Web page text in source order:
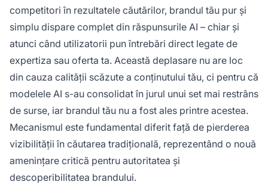
competitori în rezultatele căutărilor, brandul tău pur și
simplu dispare complet din răspunsurile AI – chiar și
atunci când utilizatorii pun întrebări direct legate de
expertiza sau oferta ta. Această deplasare nu are loc
din cauza calității scăzute a conținutului tău, ci pentru că
modelele AI s-au consolidat în jurul unui set mai restrâns
de surse, iar brandul tău nu a fost ales printre acestea.
Mecanismul este fundamental diferit față de pierderea
vizibilității în căutarea tradițională, reprezentând o nouă
amenințare critică pentru autoritatea și
descoperibilitatea brandului.